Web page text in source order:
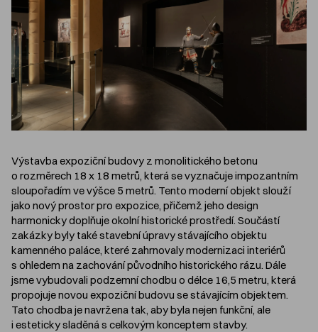
Výstavba expoziční budovy z monolitického betonu
o rozměrech 18 x 18 metrů, která se vyznačuje impozantním
sloupořadím ve výšce 5 metrů. Tento moderní objekt slouží
jako nový prostor pro expozice, přičemž jeho design
harmonicky doplňuje okolní historické prostředí. Součástí
zakázky byly také stavební úpravy stávajícího objektu
kamenného paláce, které zahrnovaly modernizaci interiérů
s ohledem na zachování původního historického rázu. Dále
jsme vybudovali podzemní chodbu o délce 16,5 metru, která
propojuje novou expoziční budovu se stávajícím objektem.
Tato chodba je navržena tak, aby byla nejen funkční, ale
i esteticky sladěná s celkovým konceptem stavby.